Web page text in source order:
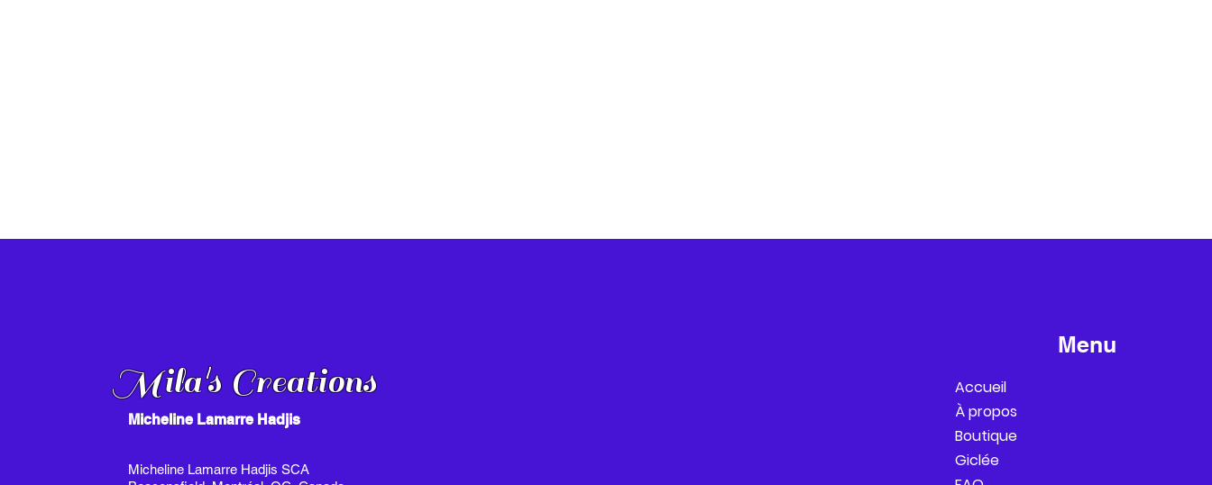
Mila's Creations
Micheline Lamarre Hadjis
Micheline Lamarre Hadjis SCA
Menu
Accueil
À propos
Boutique
Giclée